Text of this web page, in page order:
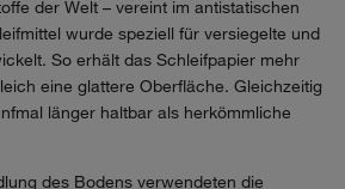
der Welt – vereint im antistatischen
wurde speziell für versiegelte und
So erhält das Schleifpapier mehr
eine glattere Oberfläche. Gleichzeitig
länger haltbar als herkömmliche
des Bodens verwendeten die